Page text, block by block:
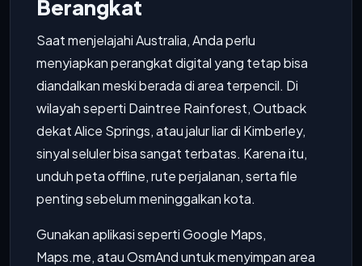
Berangkat
Saat menjelajahi Australia, Anda perlu
menyiapkan perangkat digital yang tetap bisa
diandalkan meski berada di area terpencil. Di
wilayah seperti Daintree Rainforest, Outback
dekat Alice Springs, atau jalur liar di Kimberley,
sinyal seluler bisa sangat terbatas. Karena itu,
unduh peta offline, rute perjalanan, serta file
penting sebelum meninggalkan kota.
Gunakan aplikasi seperti Google Maps,
Maps.me, atau OsmAnd untuk menyimpan area